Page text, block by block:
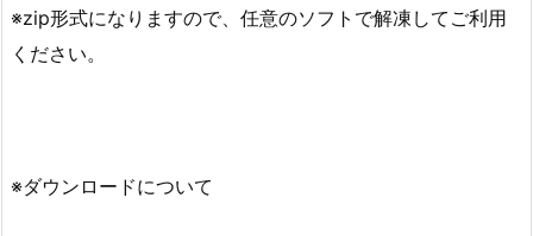
※zip形式になりますので、任意のソフトで解凍してご利用
ください。
※ダウンロードについて